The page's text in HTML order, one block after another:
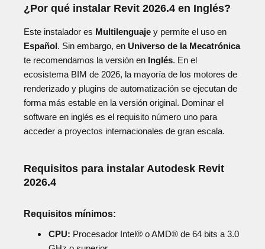
¿Por qué instalar Revit 2026.4 en Inglés?
Este instalador es Multilenguaje y permite el uso en
Español. Sin embargo, en Universo de la Mecatrónica
te recomendamos la versión en Inglés. En el
ecosistema BIM de 2026, la mayoría de los motores de
renderizado y plugins de automatización se ejecutan de
forma más estable en la versión original. Dominar el
software en inglés es el requisito número uno para
acceder a proyectos internacionales de gran escala.
Requisitos para instalar Autodesk Revit
2026.4
Requisitos mínimos:
CPU: Procesador Intel® o AMD® de 64 bits a 3.0